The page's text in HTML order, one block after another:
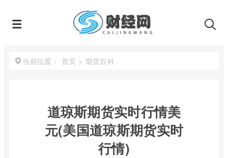
当前位置： 首页 > 期货百科
道琼斯期货实时行情美
元(美国道琼斯期货实时
行情)